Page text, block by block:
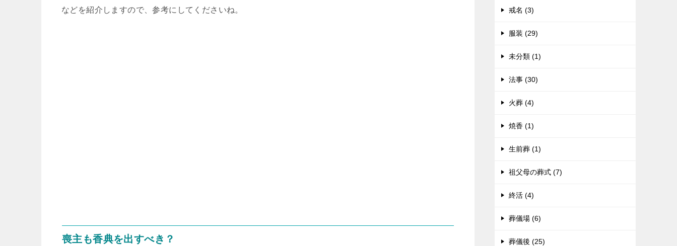
などを紹介しますので、参考にしてくださいね。
喪主も香典を出すべき？
戒名 (3)
服装 (29)
未分類 (1)
法事 (30)
火葬 (4)
焼香 (1)
生前葬 (1)
祖父母の葬式 (7)
終活 (4)
葬儀場 (6)
葬儀後 (25)